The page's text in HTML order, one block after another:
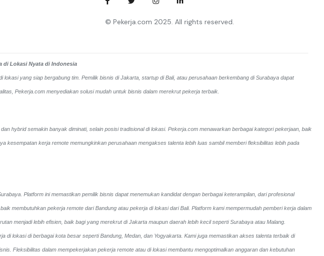
© Pekerja.com 2025. All rights reserved.
di Lokasi Nyata di Indonesia
yang siap bergabung tim. Pemilik bisnis di Jakarta, startup di Bali, atau perusahaan berkembang di Surabaya dapat
Pekerja.com menyediakan solusi mudah untuk bisnis dalam merekrut pekerja terbaik.
hybrid semakin banyak diminati, selain posisi tradisional di lokasi. Pekerja.com menawarkan berbagai kategori pekerjaan, baik
kerja remote memungkinkan perusahaan mengakses talenta lebih luas sambil memberi fleksibilitas lebih pada
Platform ini memastikan pemilik bisnis dapat menemukan kandidat dengan berbagai keterampilan, dari profesional
membutuhkan pekerja remote dari Bandung atau pekerja di lokasi dari Bali. Platform kami mempermudah pemberi kerja dalam
menjadi lebih efisien, baik bagi yang merekrut di Jakarta maupun daerah lebih kecil seperti Surabaya atau Malang.
di lokasi di berbagai kota besar seperti Bandung, Medan, dan Yogyakarta. Kami juga memastikan akses talenta terbaik di
Fleksibilitas dalam mempekerjakan pekerja remote atau di lokasi membantu mengoptimalkan anggaran dan kebutuhan